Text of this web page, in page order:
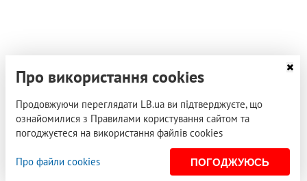
Про використання cookies
Продовжуючи переглядати LB.ua ви підтверджуєте, що
ознайомилися з Правилами користування сайтом та
погоджуєтеся на використання файлів cookies
Про файли cookies ПОГОДЖУЮСЬ